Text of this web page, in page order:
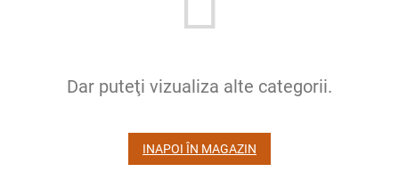
Dar puteţi vizualiza alte categorii.
INAPOI ÎN MAGAZIN